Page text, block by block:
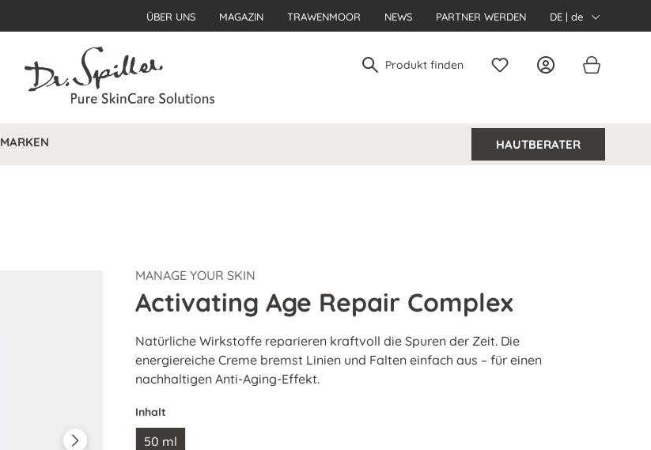
ÜBER UNS MAGAZIN TRAWENMOOR NEWS PARTNER WERDEN DE | de
MARKEN HAUTBERATER
MANAGE YOUR SKIN
Activating Age Repair Complex
Natürliche Wirkstoffe reparieren kraftvoll die Spuren der Zeit. Die
energiereiche Creme bremst Linien und Falten einfach aus – für einen
nachhaltigen Anti-Aging-Effekt.
Inhalt
50 ml